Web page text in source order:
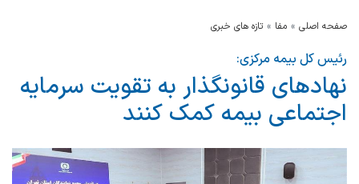
صفحه اصلی مفا تازه های خبری
رئیس کل بیمه مرکزی:
نهادهای قانونگذار به تقویت سرمایه
اجتماعی بیمه کمک کنند